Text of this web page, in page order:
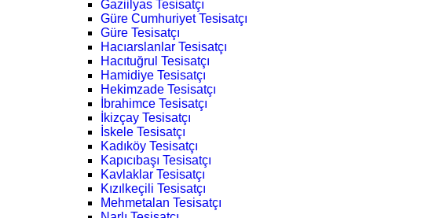
Gaziilyas Tesisatçı
Güre Cumhuriyet Tesisatçı
Güre Tesisatçı
Hacıarslanlar Tesisatçı
Hacıtuğrul Tesisatçı
Hamidiye Tesisatçı
Hekimzade Tesisatçı
İbrahimce Tesisatçı
İkizçay Tesisatçı
İskele Tesisatçı
Kadıköy Tesisatçı
Kapıcıbaşı Tesisatçı
Kavlaklar Tesisatçı
Kızılkeçili Tesisatçı
Mehmetalan Tesisatçı